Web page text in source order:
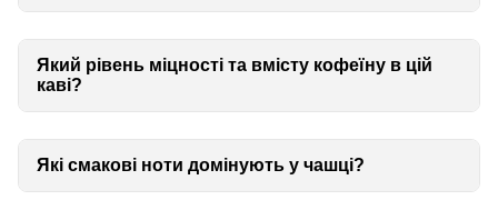
Який рівень міцності та вмісту кофеїну в цій
каві?
Які смакові ноти домінують у чашці?